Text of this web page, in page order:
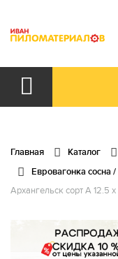
Главная Каталог
Евровагонка сосна /
Архангельск сорт А 12.5